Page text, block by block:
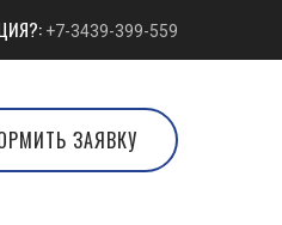
+7-3439-399-559
ЗАЯВКУ